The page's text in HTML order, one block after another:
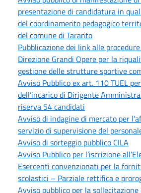
presentazione di candidatura in
del coordinamento pedagogico
del comune di Taranto
Pubblicazione dei link alle
Direzione Grandi Opere per la
gestione delle strutture sportive
Avviso Pubblico ex art. 110 TUEL
dell’incarico di Dirigente
riserva 54 candidati
Avviso di indagine di mercato per
servizio di supervisione del
Avviso di sorteggio pubblico CILA
Avviso Pubblico per l’iscrizione
Esercenti convenzionati per la
scolastici – Parziale rettifica e
Avviso pubblico per la